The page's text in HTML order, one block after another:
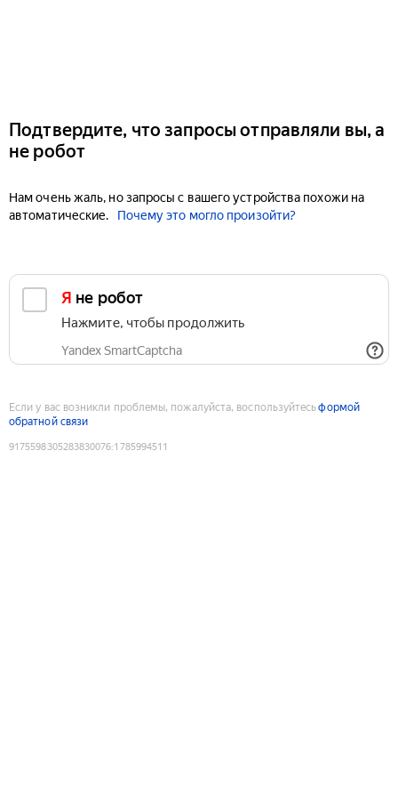
Подтвердите, что запросы отправляли вы, а
не робот
Нам очень жаль, но запросы с вашего устройства похожи на
автоматические.
Почему это могло произойти?
Я не робот
Нажмите, чтобы продолжить
Yandex SmartCaptcha
Если у вас возникли проблемы, пожалуйста, воспользуйтесьформой
обратной связи
9175598305283830076:1785994511